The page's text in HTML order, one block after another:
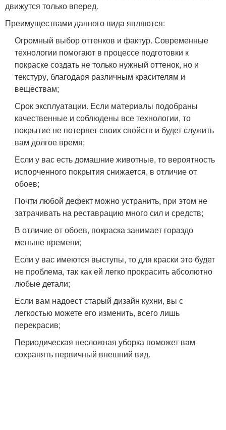
движутся только вперед.
Преимуществами данного вида являются:
Огромный выбор оттенков и фактур. Современные
технологии помогают в процессе подготовки к
покраске создать не только нужный оттенок, но и
текстуру, благодаря различным красителям и
веществам;
Срок эксплуатации. Если материалы подобраны
качественные и соблюдены все технологии, то
покрытие не потеряет своих свойств и будет служить
вам долгое время;
Если у вас есть домашние животные, то вероятность
испорченного покрытия снижается, в отличие от
обоев;
Почти любой дефект можно устранить, при этом не
затрачивать на реставрацию много сил и средств;
В отличие от обоев, покраска занимает гораздо
меньше времени;
Если у вас имеются выступы, то для краски это будет
не проблема, так как ей легко прокрасить абсолютно
любые детали;
Если вам надоест старый дизайн кухни, вы с
легкостью можете его изменить, всего лишь
перекрасив;
Периодическая несложная уборка поможет вам
сохранять первичный внешний вид.